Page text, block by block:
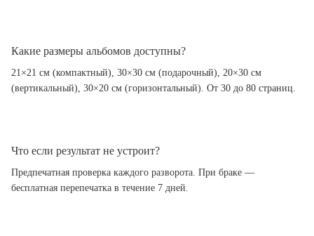
Какие размеры альбомов доступны?
21×21 см (компактный), 30×30 см (подарочный), 20×30 см
(вертикальный), 30×20 см (горизонтальный). От 30 до 80 страниц.
Что если результат не устроит?
Предпечатная проверка каждого разворота. При браке —
бесплатная перепечатка в течение 7 дней.